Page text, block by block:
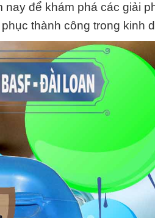
nay để khám phá các giải
thành công trong kinh